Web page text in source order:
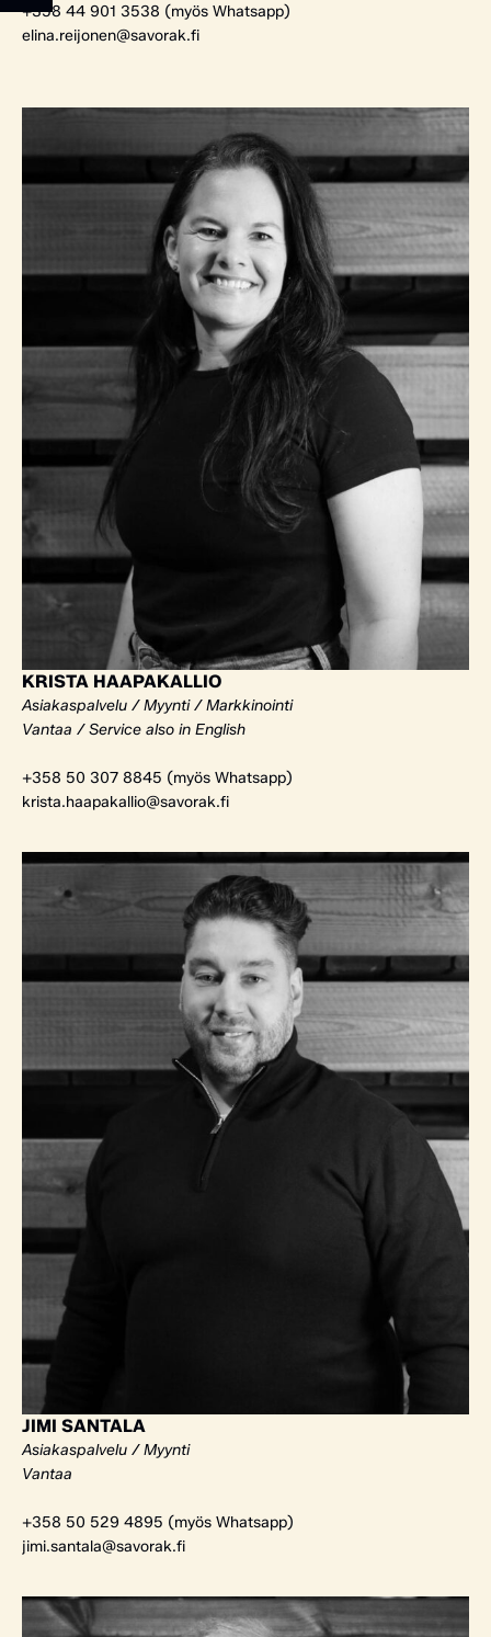
+358 44 901 3538 (myös Whatsapp)
elina.reijonen@savorak.fi
KRISTA HAAPAKALLIO
Asiakaspalvelu / Myynti / Markkinointi
Vantaa / Service also in English
+358 50 307 8845 (myös Whatsapp)
krista.haapakallio@savorak.fi
JIMI SANTALA
Asiakaspalvelu / Myynti
Vantaa
+358 50 529 4895 (myös Whatsapp)
jimi.santala@savorak.fi